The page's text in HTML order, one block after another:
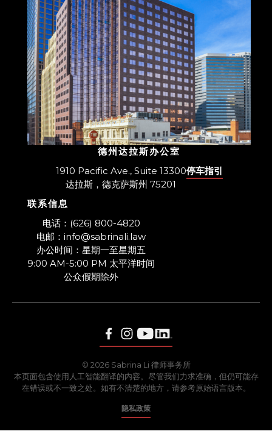
德州达拉斯办公室
1910 Pacific Ave., Suite 13300
达拉斯，德克萨斯州 75201
停车指引
联系信息
​电话：(626) 800-4820
电邮：info@sabrinali.law
办公时间：星期一至星期五
9:00 AM-5:00 PM 太平洋时间
​公众假期除外
© 2026 Sabrina Li 律师事务所
本页面包含使用人工智能翻译的内容。尽管我们力求准确，但仍可能存
在错误或不一致之处。如有不清楚的地方，请参考原始语言版本。
隐私政策